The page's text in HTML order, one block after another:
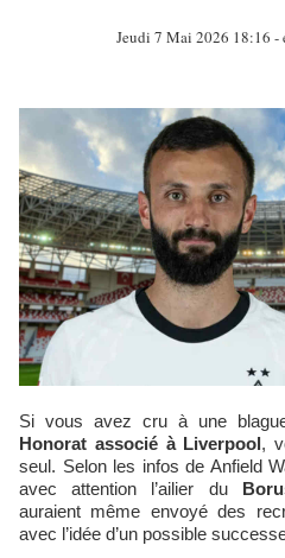
Jeudi 7 Mai 2026 18:16 -
Si vous avez cru à une
Honorat associé à Liverpool,
seul. Selon les infos de Anfield
avec attention l’ailier du
auraient même envoyé des
avec l’idée d’un possible